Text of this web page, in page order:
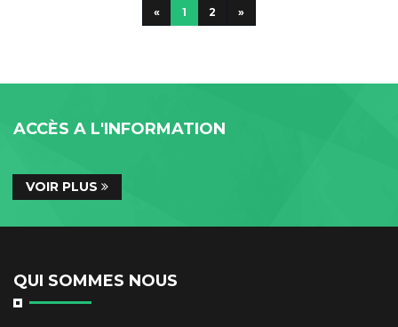
« 1 2 »
ACCÈS A L'INFORMATION
VOIR PLUS
QUI SOMMES NOUS